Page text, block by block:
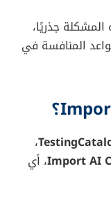
جذريًا،
المنافسة في
،
Import AI، أي